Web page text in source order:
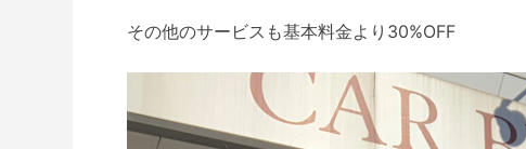
その他のサービスも基本料金より30%OFF